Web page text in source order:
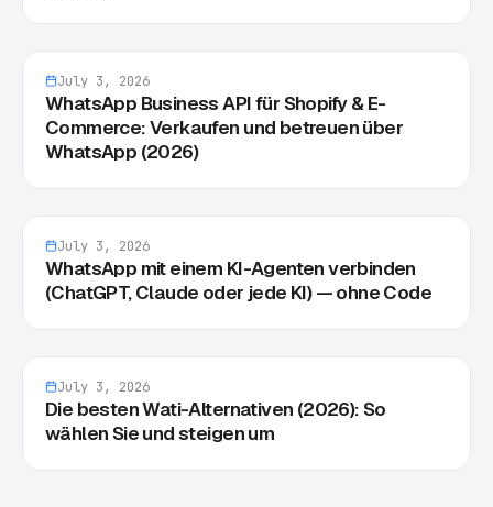
July 3, 2026
WhatsApp Business API für Shopify & E-
Commerce: Verkaufen und betreuen über
WhatsApp (2026)
July 3, 2026
WhatsApp mit einem KI-Agenten verbinden
(ChatGPT, Claude oder jede KI) — ohne Code
July 3, 2026
Die besten Wati-Alternativen (2026): So
wählen Sie und steigen um